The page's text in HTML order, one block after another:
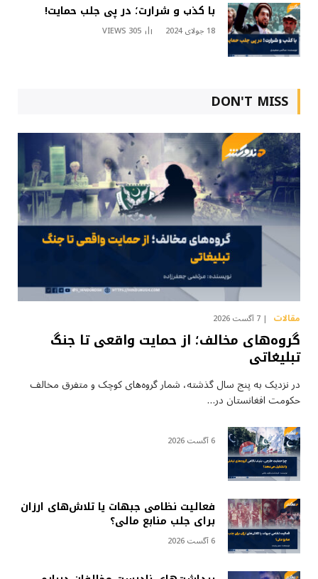
با کذب و شرارت؛ در پی جلب حمایت!
18 جولای 2024 305
VIEWS
DON'T MISS
مقالات 7 آگست 2026
گروه‌های مخالف؛ از حمایت واقعی تا جنگ
تبلیغاتی
در نزدیک به پنج سال گذشته، شمار گروه‌های کوچک و متفرق مخالف
حکومت افغانستان در…
6 آگست 2026
فعالیت نظامی جبهات یا تلاش‌های ارزان
برای جلب منابع مالی؟
6 آگست 2026